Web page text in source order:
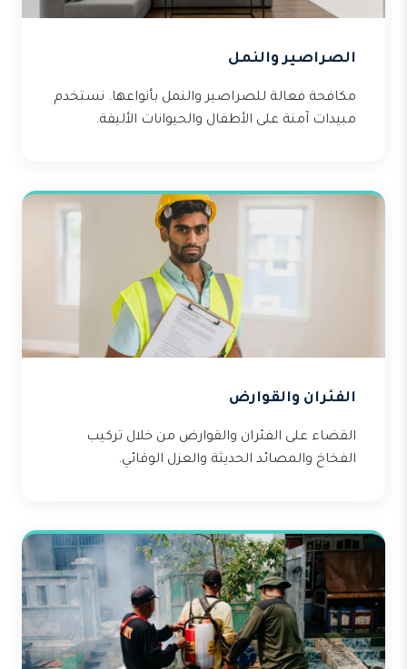
الصراصير والنمل
مكافحة فعالة للصراصير والنمل بأنواعها. نستخدم
مبيدات آمنة على الأطفال والحيوانات الأليفة.
الفئران والقوارض
القضاء على الفئران والقوارض من خلال تركيب
الفخاخ والمصائد الحديثة والعزل الوقائي.